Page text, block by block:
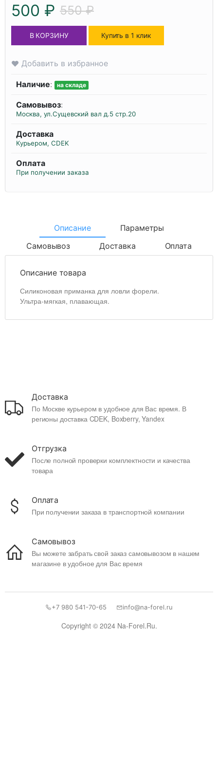
500 ₽ 550 ₽
В КОРЗИНУ Купить в 1 клик
Добавить в избранное
Наличие: на складе
Самовывоз:
Москва, ул.Сущевский вал д.5 стр.20
Доставка
Курьером, CDEK
Оплата
При получении заказа
Описание
Параметры
Самовывоз
Доставка Оплата
Описание товара
Силиконовая приманка для ловли форели.
Ультра-мягкая, плавающая.
Доставка
По Москве курьером в удобное для Вас время. В
регионы доставка CDEK, Boxberry, Yandex
Отгрузка
После полной проверки комплектности и качества
товара
Оплата
При получении заказа в транспортной компании
Самовывоз
Вы можете забрать свой заказ самовывозом в нашем
магазине в удобное для Вас время
Copyright © 2024 Na-Forel.Ru.
+7 980 541-70-65 info@na-forel.ru